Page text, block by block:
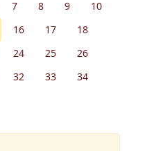
7 8 9
10
16 17
18
24 25
26
32 33
34